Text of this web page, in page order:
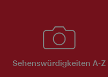
Sehenswürdigkeiten A-Z